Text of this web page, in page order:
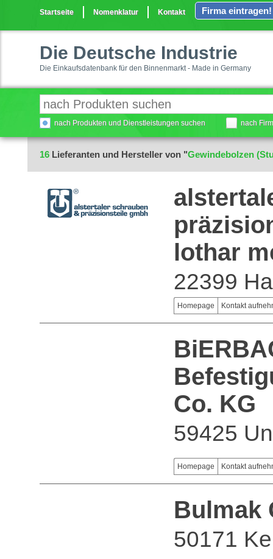
Startseite Nomenklatur Kontakt Firma eintragen!
Die Deutsche Industrie
Die Einkaufsdatenbank für den Binnenmarkt - Made in Germany
nach Produkten und Dienstleistungen suchen nach
16 Lieferanten und Hersteller von "Gewindebolzen
lothar
22399
Homepage Kontakt
Co. KG
59425
Homepage Kontakt
Bulmak
50171